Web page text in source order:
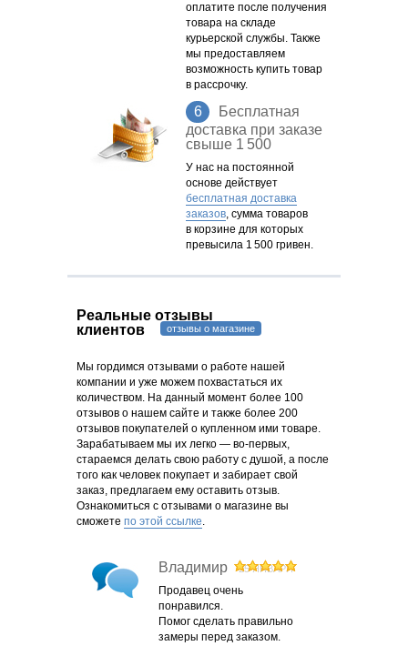
оплатите после получения
товара на складе
курьерской службы. Также
мы предоставляем
возможность купить товар
в рассрочку.
6
Бесплатная
доставка при заказе
свыше 1 500
У нас на постоянной
основе действует
бесплатная доставка
заказов, сумма товаров
в корзине для которых
превысила 1 500 гривен.
Реальные отзывы
клиентов
отзывы о магазине
Мы гордимся отзывами о работе нашей
компании и уже можем похвастаться их
количеством. На данный момент более 100
отзывов о нашем сайте и также более 200
отзывов покупателей о купленном ими товаре.
Зарабатываем мы их легко — во-первых,
стараемся делать свою работу с душой, а после
того как человек покупает и забирает свой
заказ, предлагаем ему оставить отзыв.
Ознакомиться с отзывами о магазине вы
сможете по этой ссылке.
Владимир 25 ЯНВАРЯ
Продавец очень
понравился.
Помог сделать правильно
замеры перед заказом.